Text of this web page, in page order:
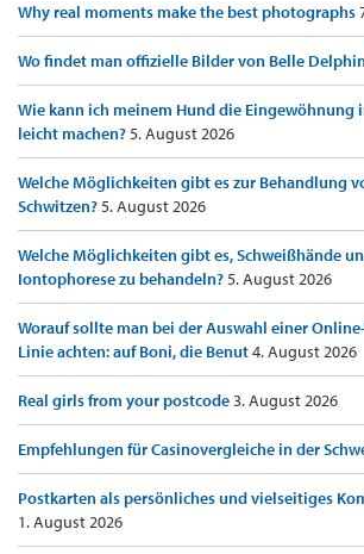
Why real moments make the best photographs
Wo findet man offizielle Bilder von Belle
Wie kann ich meinem Hund die
leicht machen?5. August 2026
Welche Möglichkeiten gibt es zur Behandlung
Schwitzen?5. August 2026
Welche Möglichkeiten gibt es, Schweißhände
Iontophorese zu behandeln?5. August 2026
Worauf sollte man bei der Auswahl einer
Linie achten: auf Boni, die Benut4. August 2026
Real girls from your postcode3. August 2026
Empfehlungen für Casinovergleiche in der
Postkarten als persönliches und vielseitiges
1. August 2026